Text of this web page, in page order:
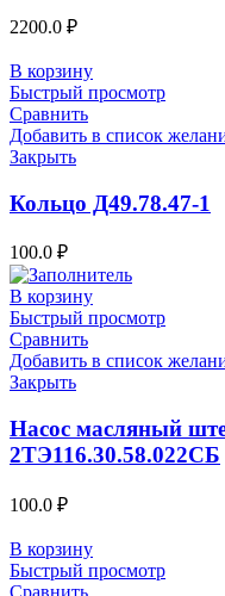
2200.0 ₽
В корзину
Быстрый просмотр
Сравнить
Добавить в список
Закрыть
Кольцо Д49.78.47-1
100.0 ₽
В корзину
Быстрый просмотр
Сравнить
Добавить в список
Закрыть
Насос масляный
2ТЭ116.30.58.022СБ
100.0 ₽
В корзину
Быстрый просмотр
Сравнить